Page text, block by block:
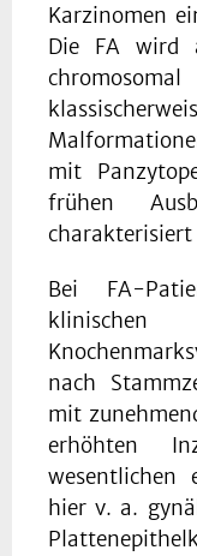
Karzinomen
Die FA wird
mit
frühen
charakterisiert
Bei FA-
nach
mit
erhöhten
wesentlichen
hier v. a.